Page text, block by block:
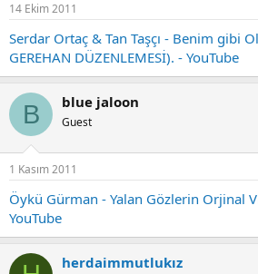
14 Ekim 2011
Serdar Ortaç & Tan Taşçı - Benim gibi
GEREHAN DÜZENLEMESİ). - YouTube
B blue jaloon
Guest
1 Kasım 2011
Öykü Gürman - Yalan Gözlerin Orjinal
YouTube
herdaimmutlukız